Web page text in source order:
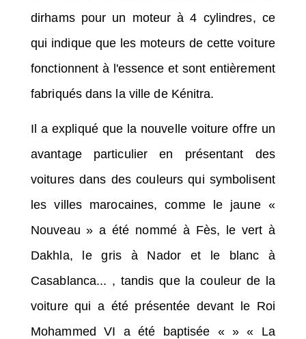
dirhams pour un moteur à 4 cylindres, ce
qui indique que les moteurs de cette voiture
fonctionnent à l'essence et sont entièrement
fabriqués dans la ville de Kénitra.
Il a expliqué que la nouvelle voiture offre un
avantage particulier en présentant des
voitures dans des couleurs qui symbolisent
les villes marocaines, comme le jaune «
Nouveau » a été nommé à Fès, le vert à
Dakhla, le gris à Nador et le blanc à
Casablanca... , tandis que la couleur de la
voiture qui a été présentée devant le Roi
Mohammed VI a été baptisée « » « La